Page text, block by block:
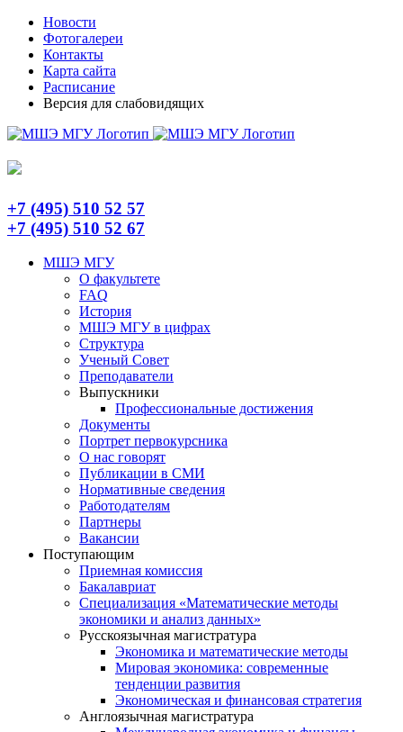
Skip
content
TelegramНовости
Фотогалереи
Контакты
Карта сайта
Расписание
Версия для слабовидящих
+7 (495) 510 52 57
+7 (495) 510 52 67
МШЭ МГУ
О факультете
FAQ
История
МШЭ МГУ в цифрах
Структура
Ученый Совет
Преподаватели
Выпускники
Профессиональные достижения
Документы
Портрет первокурсника
О нас говорят
Публикации в СМИ
Нормативные сведения
Работодателям
Партнеры
Вакансии
Поступающим
Приемная комиссия
Бакалавриат
Специализация «Математические методы
экономики и анализ данных»
Русскоязычная магистратура
Экономика и математические методы
Мировая экономика: современные
тенденции развития
Экономическая и финансовая стратегия
Англоязычная магистратура